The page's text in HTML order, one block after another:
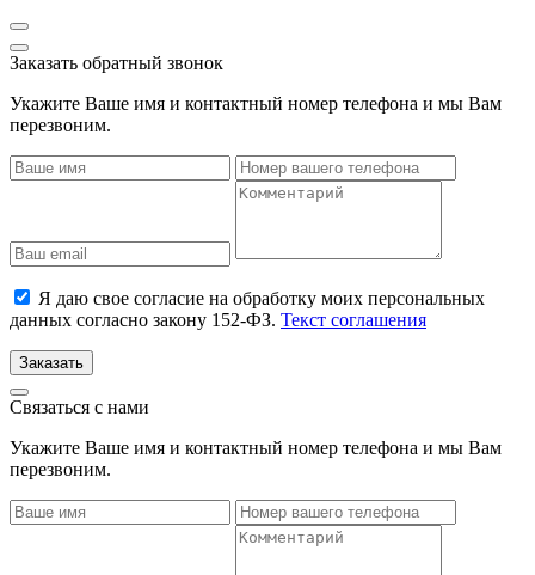
Заказать обратный звонок
Укажите Ваше имя и контактный номер телефона и мы Вам
перезвоним.
Я даю свое согласие на обработку моих персональных
данных согласно закону 152-ФЗ. Текст соглашения
Заказать
Связаться с нами
Укажите Ваше имя и контактный номер телефона и мы Вам
перезвоним.